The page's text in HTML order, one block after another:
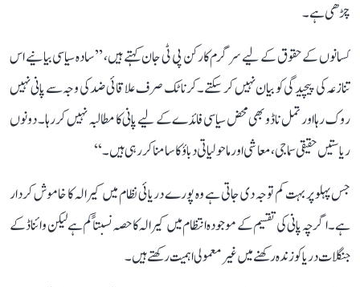
چڑھی ہے۔
کسانوں کے حقوق کے لیے سرگرم کارکن پی ٹی جان کہتے ہیں، ’’سادہ سیاسی بیانیے اس
تنازعہ کی پیچیدگی کو بیان نہیں کر سکتے۔ کرناٹک صرف علاقائی ضد کی وجہ سے پانی نہیں
روک رہا اور تمل ناڈو بھی محض سیاسی فائدے کے لیے پانی کا مطالبہ نہیں کر رہا۔ دونوں
ریاستیں حقیقی سماجی، معاشی اور ماحولیاتی دباؤ کا سامنا کر رہی ہیں۔‘‘
جس پہلو پر بہت کم توجہ دی جاتی ہے وہ پورے دریائی نظام میں کیرالہ کا خاموش کردار
ہے۔ اگرچہ پانی کی تقسیم کے موجودہ انتظام میں کیرالہ کا حصہ نسبتاً کم ہے لیکن وائناڈ کے
جنگلات دریا کو زندہ رکھنے میں غیر معمولی اہمیت رکھتے ہیں۔